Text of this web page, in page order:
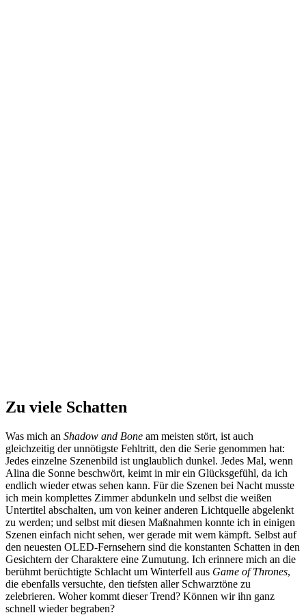
Zu viele Schatten
Was mich an Shadow and Bone am meisten stört, ist auch
gleichzeitig der unnötigste Fehltritt, den die Serie genommen hat:
Jedes einzelne Szenenbild ist unglaublich dunkel. Jedes Mal, wenn
Alina die Sonne beschwört, keimt in mir ein Glücksgefühl, da ich
endlich wieder etwas sehen kann. Für die Szenen bei Nacht musste
ich mein komplettes Zimmer abdunkeln und selbst die weißen
Untertitel abschalten, um von keiner anderen Lichtquelle abgelenkt
zu werden; und selbst mit diesen Maßnahmen konnte ich in einigen
Szenen einfach nicht sehen, wer gerade mit wem kämpft. Selbst auf
den neuesten OLED-Fernsehern sind die konstanten Schatten in den
Gesichtern der Charaktere eine Zumutung. Ich erinnere mich an die
berühmt berüchtigte Schlacht um Winterfell aus Game of Thrones,
die ebenfalls versuchte, den tiefsten aller Schwarztöne zu
zelebrieren. Woher kommt dieser Trend? Können wir ihn ganz
schnell wieder begraben?